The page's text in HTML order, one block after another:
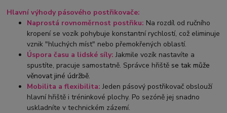
Hlavní výhody pásového postřikovače:
Naprostá rovnoměrnost postřiku: Na rozdíl od ručního
kropení se vozík pohybuje konstantní rychlostí, což eliminuje
vznik "hluchých míst" nebo přemokřených oblastí.
Úspora času a lidské síly: Jakmile vozík nastavíte a
spustíte, pracuje samostatně. Správce hřiště se tak může
věnovat jiné údržbě.
Mobilita a flexibilita: Jeden pásový postřikovač obslouží
hlavní hřiště i tréninkové plochy. Po sezóně jej snadno
uskladníte v technickém zázemí.